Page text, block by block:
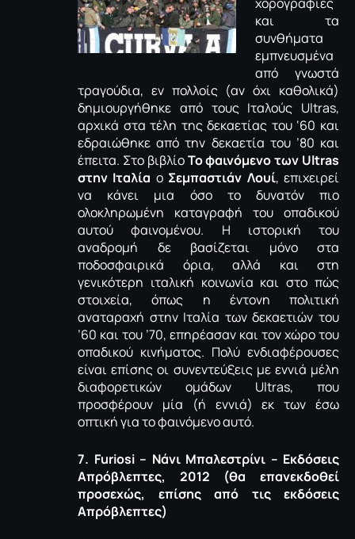
και τα
συνθήματα
εμπνευσμένα
από γνωστά
τραγούδια, εν πολλοίς (αν όχι καθολικά)
δημιουργήθηκε από τους Ιταλούς Ultras,
αρχικά στα τέλη της δεκαετίας του ‘60 και
εδραιώθηκε από την δεκαετία του ’80 και
έπειτα. Στο βιβλίοΤο φαινόμενο των Ultras
στην Ιταλία ο Σεμπαστιάν Λουί, επιχειρεί
να κάνει μια όσο το δυνατόν πιο
ολοκληρωμένη καταγραφή του οπαδικού
αυτού φαινομένου. Η ιστορική του
αναδρομή δε βασίζεται μόνο στα
ποδοσφαιρικά όρια, αλλά και στη
γενικότερη ιταλική κοινωνία και στο πώς
στοιχεία, όπως η έντονη πολιτική
αναταραχή στην Ιταλία των δεκαετιών του
’60 και του ’70, επηρέασαν και τον χώρο του
οπαδικού κινήματος. Πολύ ενδιαφέρουσες
είναι επίσης οι συνεντεύξεις με εννιά μέλη
διαφορετικών ομάδων Ultras, που
προσφέρουν μία (ή εννιά) εκ των έσω
οπτική για το φαινόμενο αυτό.
7. Furiosi – Νάνι Μπαλεστρίνι – Εκδόσεις
Απρόβλεπτες, 2012 (θα επανεκδοθεί
προσεχώς, επίσης από τις εκδόσεις
Απρόβλεπτες)